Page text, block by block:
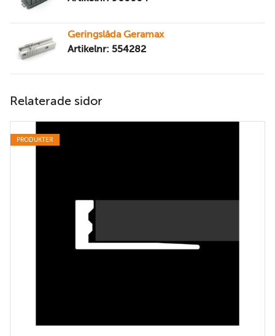
Geringslåda Geramax
Artikelnr: 554282
Relaterade sidor
PRODUKTER